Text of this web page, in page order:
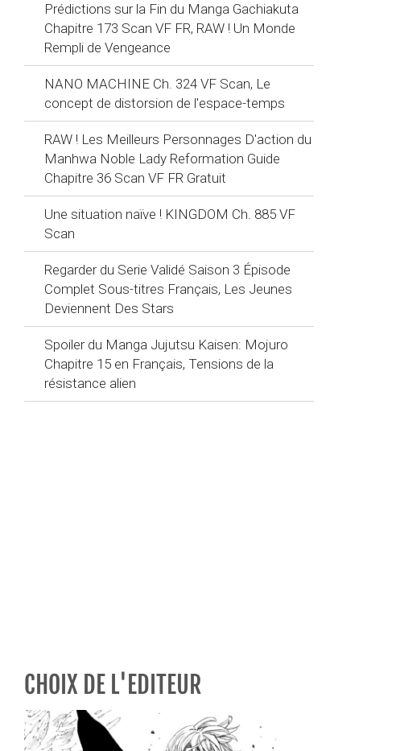
Prédictions sur la Fin du Manga Gachiakuta
Chapitre 173 Scan VF FR, RAW ! Un Monde
Rempli de Vengeance
NANO MACHINE Ch. 324 VF Scan, Le
concept de distorsion de l'espace-temps
RAW ! Les Meilleurs Personnages D'action du
Manhwa Noble Lady Reformation Guide
Chapitre 36 Scan VF FR Gratuit
Une situation naïve ! KINGDOM Ch. 885 VF
Scan
Regarder du Serie Validé Saison 3 Épisode
Complet Sous-titres Français, Les Jeunes
Deviennent Des Stars
Spoiler du Manga Jujutsu Kaisen: Mojuro
Chapitre 15 en Français, Tensions de la
résistance alien
CHOIX DE L'EDITEUR